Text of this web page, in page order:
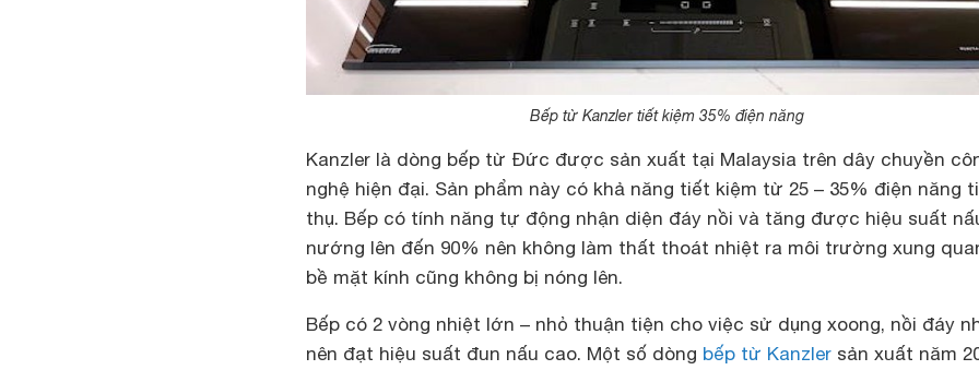
Bếp từ Kanzler tiết kiệm 35% điện năng
Kanzler là dòng bếp từ Đức được sản xuất tại Malaysia trên dây chuyền
nghệ hiện đại. Sản phẩm này có khả năng tiết kiệm từ 25 – 35% điện năng
thụ. Bếp có tính năng tự động nhận diện đáy nồi và tăng được hiệu suất
nướng lên đến 90% nên không làm thất thoát nhiệt ra môi trường xung
bề mặt kính cũng không bị nóng lên.
Bếp có 2 vòng nhiệt lớn – nhỏ thuận tiện cho việc sử dụng xoong, nồi đáy
nên đạt hiệu suất đun nấu cao. Một số dòng bếp từ Kanzler sản xuất năm